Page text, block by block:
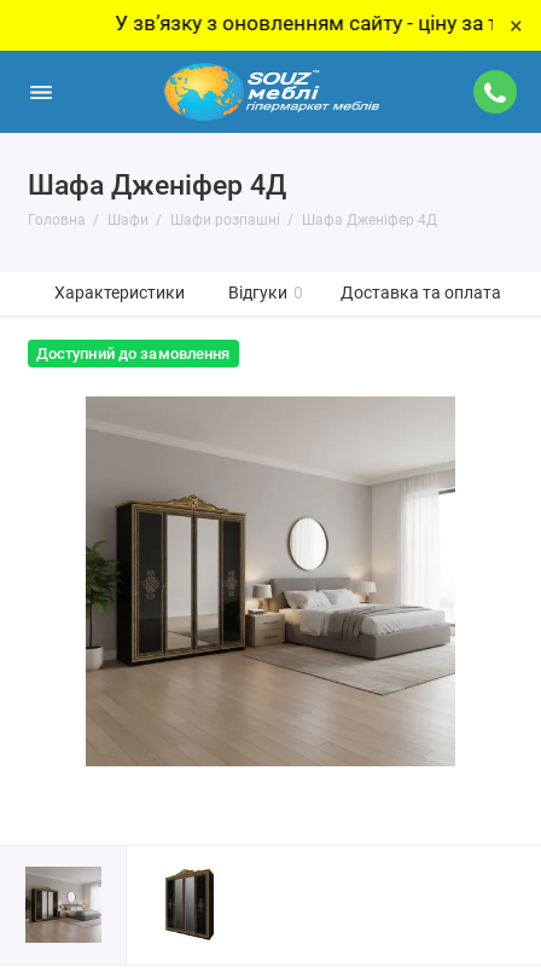
У звʼязку з оновленням сайту - ціну за товар ×
Шафа Дженіфер 4Д
Головна Шафи Шафи розпашні Шафа Дженіфер 4Д
Характеристики Відгуки 0 Доставка та оплата
Доступний до замовлення